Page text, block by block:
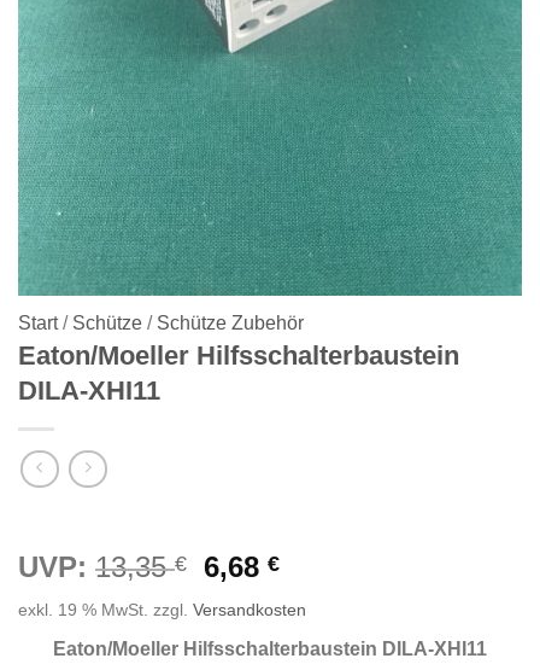
Start / Schütze / Schütze Zubehör
Eaton/Moeller Hilfsschalterbaustein
DILA-XHI11
UVP: 13,35€
Ursprünglicher
war:
13,35 €
6,68€Aktueller
ist:
6,68 €.
exkl. 19 % MwSt. zzgl. Versandkosten
Eaton/Moeller Hilfsschalterbaustein DILA-XHI11